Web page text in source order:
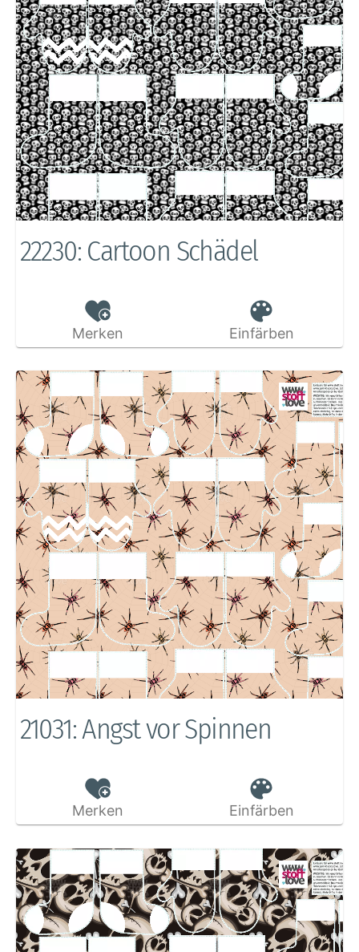
22230: Cartoon Schädel
Merken Einfärben
21031: Angst vor Spinnen
Merken Einfärben